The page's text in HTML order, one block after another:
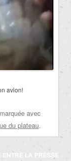
avion!
avec
du plateau.
ENTRE LA PRESSE